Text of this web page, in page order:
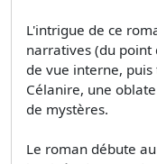
L'intrigue de ce
narratives (du point
de vue interne,
Célanire, une
de mystères.
Le roman débute